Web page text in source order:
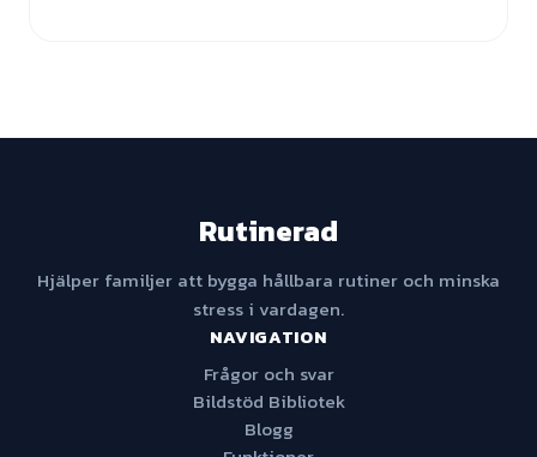
Rutinerad
Hjälper familjer att bygga hållbara rutiner och minska
stress i vardagen.
NAVIGATION
Frågor och svar
Bildstöd Bibliotek
Blogg